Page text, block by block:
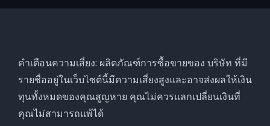
คำเตือนความเสี่ยง: ผลิตภัณฑ์การซื้อขายของ บริษัท ที่มี
รายชื่ออยู่ในเว็บไซต์นี้มีความเสี่ยงสูงและอาจส่งผลให้เงิน
ทุนทั้งหมดของคุณสูญหาย คุณไม่ควรแลกเปลี่ยนเงินที่
คุณไม่สามารถแพ้ได้